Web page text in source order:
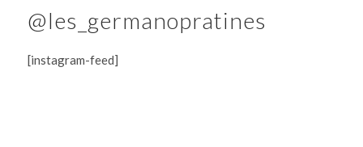
@les_germanopratines
[instagram-feed]